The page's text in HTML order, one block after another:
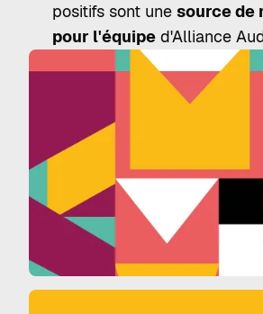
positifs sont unesource de
pour l'équipe d'Alliance